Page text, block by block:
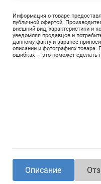
Информация о товаре
публичной офертой.
внешний вид, характеристики и
уведомляя продавцов и
данному факту и заранее
описании и фотографиях
ошибках — это поможет сделать
Описание